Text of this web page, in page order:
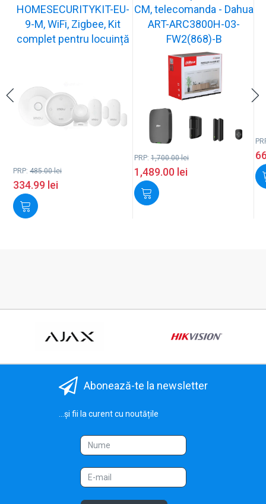
HOMESECURITYKIT-EU-
9-M, WiFi, Zigbee, Kit
complet pentru locuință
PRP: 485.00lei
334.99 lei
CM, telecomanda - Dahua
ART-ARC3800H-03-
FW2(868)-B
PRP: 1,700.00lei
1,489.00 lei
Abonează-te la newsletter
...și fii la curent cu noutățile